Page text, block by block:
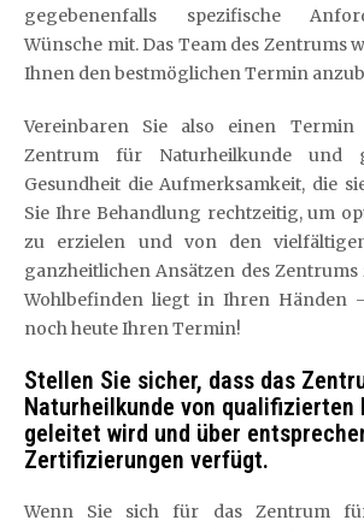
gegebenenfalls spezifische
Wünsche mit. Das Team des Zentrums
Ihnen den bestmöglichen Termin
Vereinbaren Sie also einen
Zentrum für Naturheilkunde und
Gesundheit die Aufmerksamkeit, die
Sie Ihre Behandlung rechtzeitig, um
zu erzielen und von den
ganzheitlichen Ansätzen des
Wohlbefinden liegt in Ihren Händen
noch heute Ihren Termin!
Stellen Sie sicher, dass das
Naturheilkunde von qualifizierten
geleitet wird und über
Zertifizierungen verfügt.
Wenn Sie sich für das Zentrum